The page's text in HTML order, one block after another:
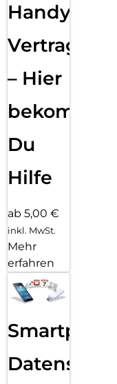
Handy
– Hier
bekommst
Du
Hilfe
ab 5,00 €
inkl. MwSt.
Mehr
erfahren
Smartphone